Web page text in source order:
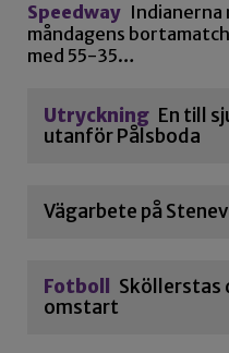
Speedway Indianerna
måndagens
med 55-35…
Utryckning En till
utanför Pålsboda
Vägarbete på
Fotboll Sköllerstas
omstart